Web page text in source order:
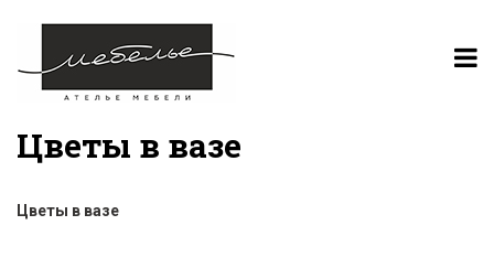
Цветы в вазе
Цветы в вазе